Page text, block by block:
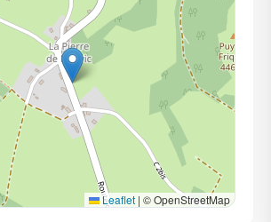
Leaflet | © OpenStreetMap